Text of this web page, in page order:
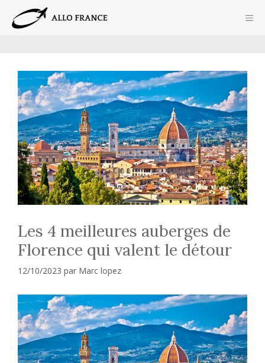
contenu
Les 4 meilleures auberges de
Florence qui valent le détour
12/10/2023 par Marc lopez